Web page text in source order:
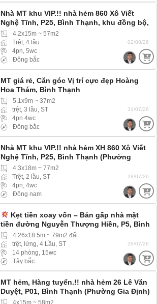
Nhà MT khu VIP.!! nhà hẻm 860 Xô Viết
Nghệ Tĩnh, P25, Bình Thạnh, khu đồng bộ,
dân trí cao
4.2x15m ~ 57m2
Trệt, 4 lầu
4pn, 5wc
Đông bắc
02/08/26
MT giá rẻ, Căn góc Vị trí cực đẹp Hoàng
Hoa Thám, Bình Thạnh
5.1x9m ~ 37m2
trệt, 3 lầu, ST
4pn 4wc
Đông bắc
31/07/26
Nhà MT khu VIP.!! nhà hẻm XH 860 Xô Viết
Nghệ Tĩnh, P25, Bình Thạnh (Phường
Thạnh Mỹ Tây) khu đồng bộ
4.3x18m ~ 77m2
Trệt, 2 lầu, ST
4pn, 4wc
Đông nam
28/07/26
Kẹt tiền xoay vốn – Bán gấp nhà mặt
tiền đường Nguyễn Thượng Hiền, P5, Bình
Thạnh4.26x18.5m ~ 79m2 đất
trệt, lửng, 4 Lầu, ST
14 phòng, 15wc
Tây bắc
26/07/26
MT hẻm, Hàng tuyển.!! nhà hẻm 26 Lê Văn
Duyệt, P01, Bình Thạnh (Phường Gia Định)
4x15m ~ 58m2